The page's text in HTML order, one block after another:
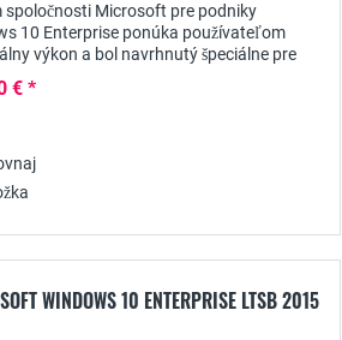
spoločnosti Microsoft pre podniky
10 Enterprise ponúka používateľom
výkon a bol navrhnutý špeciálne pre
€ *
WINDOWS 10 ENTERPRISE LTSB 2015